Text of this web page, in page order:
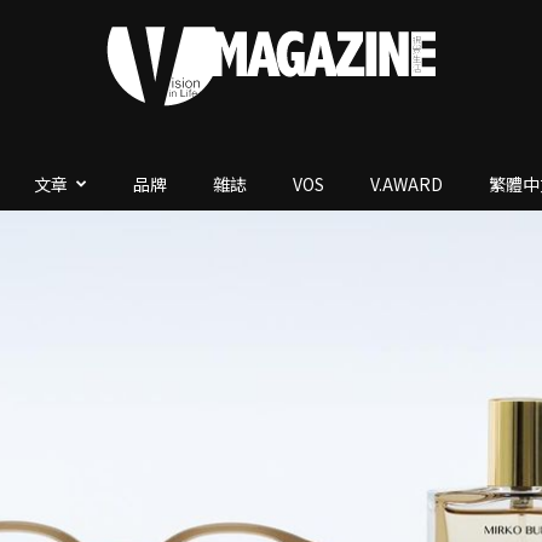
V.Magazine
文章 品牌 雜誌 VOS V.AWARD 繁體